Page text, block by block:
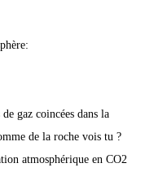
gaz coincées dans la
de la roche vois tu ?
atmosphérique en CO2